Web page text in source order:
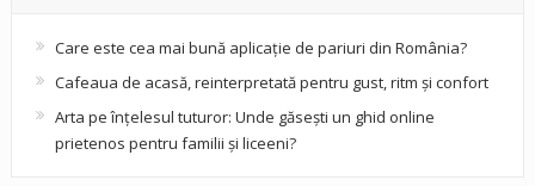
Care este cea mai bună aplicație de pariuri din România?
Cafeaua de acasă, reinterpretată pentru gust, ritm și confort
Arta pe înțelesul tuturor: Unde găsești un ghid online
prietenos pentru familii și liceeni?